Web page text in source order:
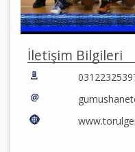
İletişim Bilgileri